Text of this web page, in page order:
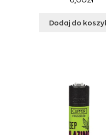
Dodaj do